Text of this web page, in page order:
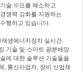
술 수요를 해소하고
쟁력 강화를 지원하는
행하고 있습니다.
재생에너지장치 실시간
기술 및 스마트 광분배망
에 대한 솔루션 기술들을
, 통신사업자, 장비 산업체